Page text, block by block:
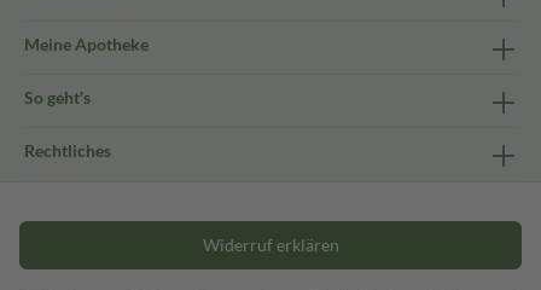
Meine Apotheke
So geht's
Rechtliches
Widerruf erklären